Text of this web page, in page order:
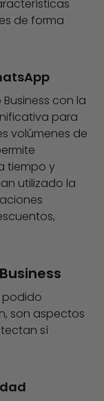
de forma
con la
para
volúmenes de
tiempo y
utilizado la
podido
son aspectos
sí